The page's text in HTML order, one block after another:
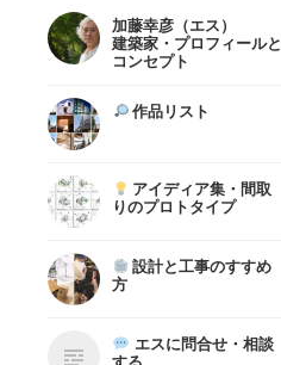
加藤幸彦（エス）
建築家・プロフィールと
コンセプト
作品リスト
アイディア集・間取
りのプロトタイプ
設計と工事のすすめ
方
エスに問合せ・相談